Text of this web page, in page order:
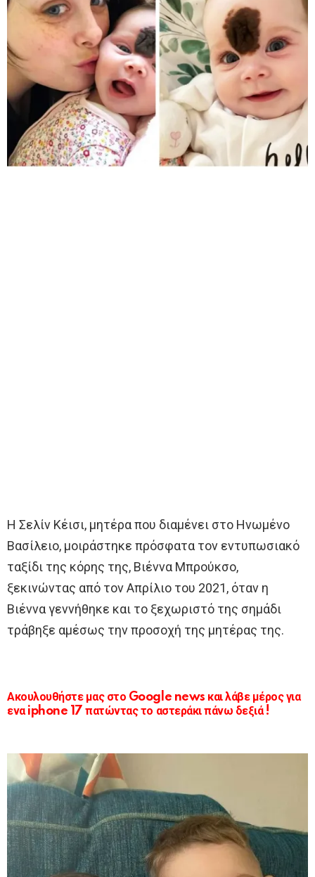
Η Σελίν Κέισι, μητέρα που διαμένει στο Ηνωμένο
Βασίλειο, μοιράστηκε πρόσφατα τον εντυπωσιακό
ταξίδι της κόρης της, Βιέννα Μπρούκσο,
ξεκινώντας από τον Απρίλιο του 2021, όταν η
Βιέννα γεννήθηκε και το ξεχωριστό της σημάδι
τράβηξε αμέσως την προσοχή της μητέρας της.
Ακουλουθήστε μας στο Google news και λάβε μέρος για
ενα iphone 17 πατώντας το αστεράκι πάνω δεξιά !